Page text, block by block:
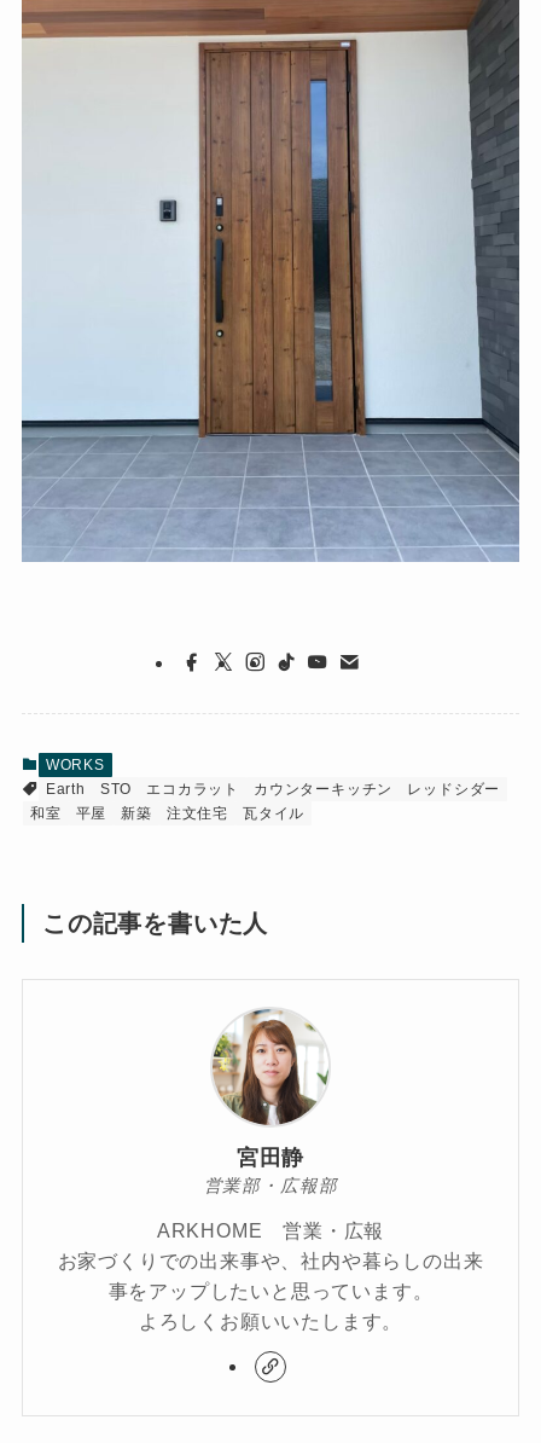
WORKS
Earth
STO エコカラット カウンターキッチン
レッドシダー
和室
平屋 新築 注文住宅 瓦タイル
この記事を書いた人
宮田静
営業部・広報部
ARKHOME 営業・広報
お家づくりでの出来事や、社内や暮らしの出来
事をアップしたいと思っています。
よろしくお願いいたします。